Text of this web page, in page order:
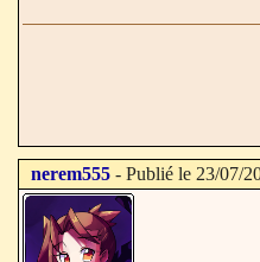
nerem555 - Publié le 23/07/